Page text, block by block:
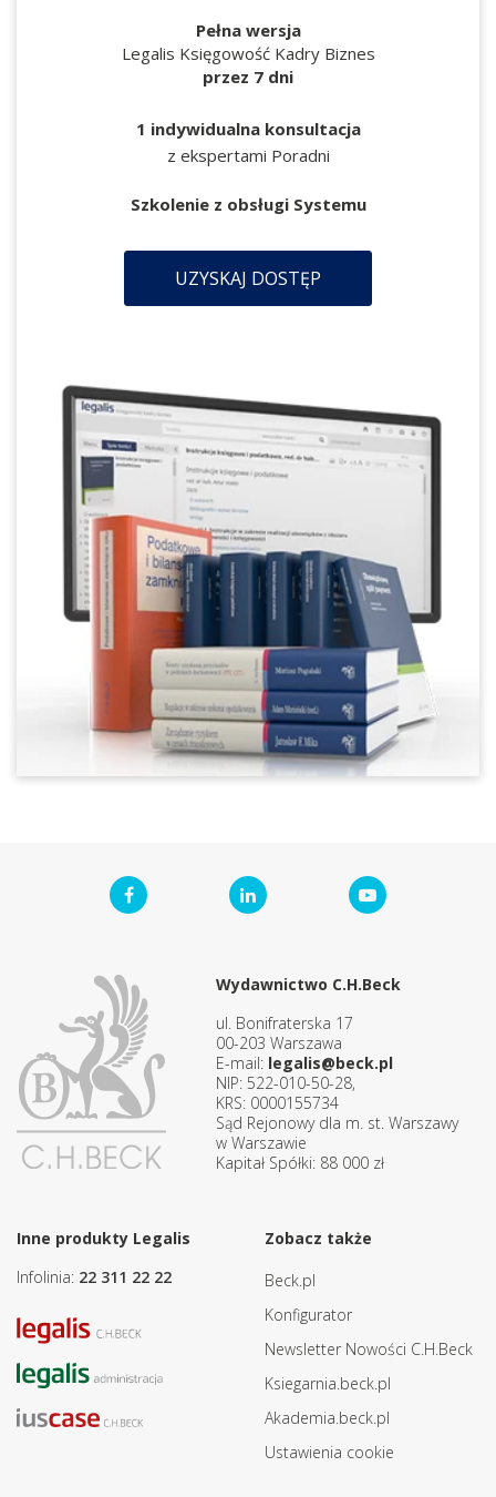
Pełna wersja
Legalis Księgowość Kadry Biznes
przez 7 dni
1 indywidualna konsultacja
z ekspertami Poradni
Szkolenie z obsługi Systemu
UZYSKAJ DOSTĘP
Wydawnictwo C.H.Beck
ul. Bonifraterska 17
00-203 Warszawa
E-mail: legalis@beck.pl
NIP: 522-010-50-28,
KRS: 0000155734
Sąd Rejonowy dla m. st. Warszawy
w Warszawie
Kapitał Spółki: 88 000 zł
Inne produkty Legalis
Infolinia: 22 311 22 22
Zobacz także
Beck.pl
Konfigurator
Newsletter Nowości C.H.Beck
Ksiegarnia.beck.pl
Akademia.beck.pl
Ustawienia cookie